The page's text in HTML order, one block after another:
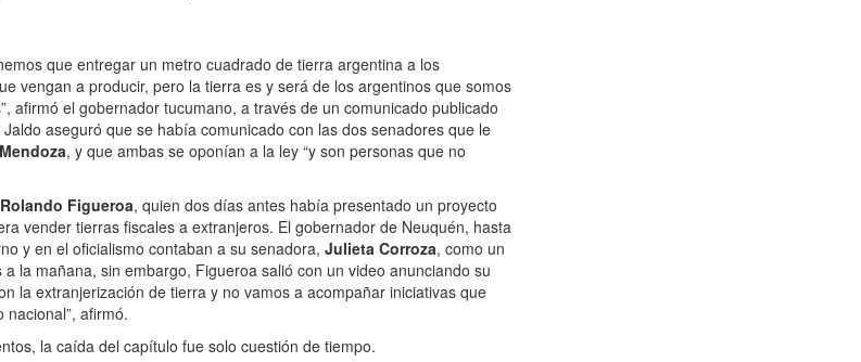
que entregar un metro cuadrado de tierra argentina a los
vengan a producir, pero la tierra es y será de los argentinos que somos
afirmó el gobernador tucumano, a través de un comunicado publicado
aseguró que se había comunicado con las dos senadores que le
, y que ambas se oponían a la ley “y son personas que no
Rolando Figueroa, quien dos días antes había presentado un proyecto
vender tierras fiscales a extranjeros. El gobernador de Neuquén, hasta
y en el oficialismo contaban a su senadora, Julieta Corroza, como un
la mañana, sin embargo, Figueroa salió con un video anunciando su
la extranjerización de tierra y no vamos a acompañar iniciativas que
afirmó.
la caída del capítulo fue solo cuestión de tiempo.